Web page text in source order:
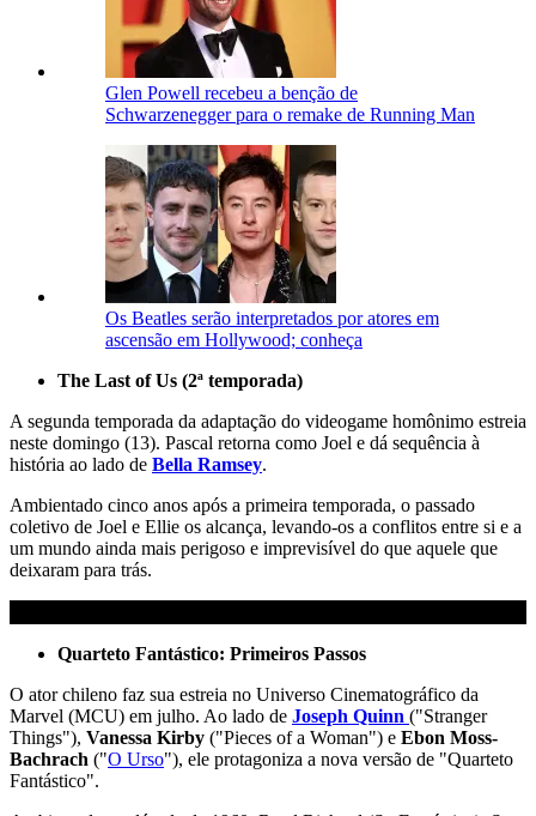
Glen Powell recebeu a benção de
Schwarzenegger para o remake de Running Man
Os Beatles serão interpretados por atores em
ascensão em Hollywood; conheça
The Last of Us (2ª temporada)
A segunda temporada da adaptação do videogame homônimo estreia
neste domingo (13). Pascal retorna como Joel e dá sequência à
história ao lado de Bella Ramsey.
Ambientado cinco anos após a primeira temporada, o passado
coletivo de Joel e Ellie os alcança, levando-os a conflitos entre si e a
um mundo ainda mais perigoso e imprevisível do que aquele que
deixaram para trás.
Quarteto Fantástico: Primeiros Passos
O ator chileno faz sua estreia no Universo Cinematográfico da
Marvel (MCU) em julho. Ao lado de Joseph Quinn ("Stranger
Things"), Vanessa Kirby ("Pieces of a Woman") e Ebon Moss-
Bachrach ("O Urso"), ele protagoniza a nova versão de "Quarteto
Fantástico".